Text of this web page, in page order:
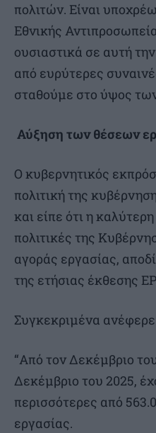
πολιτών. Είναι
Εθνικής
ουσιαστικά σε αυτή
από ευρύτερες
σταθούμε στο ύψος
Αύξηση των θέσεων
Ο κυβερνητικός
πολιτική της
και είπε ότι η
πολιτικές της
αγοράς εργασίας,
της ετήσιας έκθεσης
Συγκεκριμένα
“Από τον Δεκέμβριο
Δεκέμβριο του 2025,
περισσότερες από
εργασίας.